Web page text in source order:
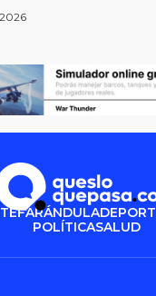
FARÁNDULA
POLÍTICASALUD